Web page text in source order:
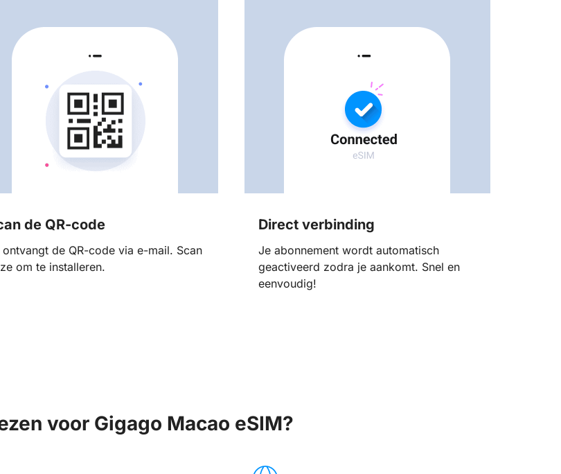
de QR-code
ontvangt de QR-code via e-mail. Scan
om te installeren.
Direct verbinding
Je abonnement wordt automatisch
geactiveerd zodra je aankomt. Snel en
eenvoudig!
voor Gigago Macao eSIM?